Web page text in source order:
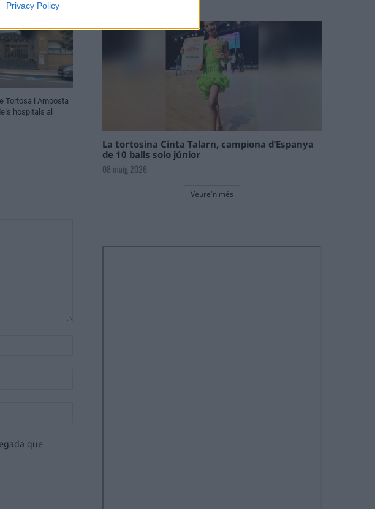
Privacy Policy
Tortosa i Amposta
hospitals al
que
La tortosina Cinta Talarn, campiona d’Espanya
de 10 balls solo júnior
08 maig 2026
Veure'n més